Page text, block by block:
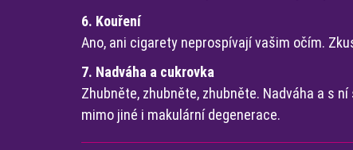
6. Kouření
Ano, ani cigarety neprospívají vašim očím.
7. Nadváha a cukrovka
Zhubněte, zhubněte, zhubněte. Nadváha a s
mimo jiné i makulární degenerace.